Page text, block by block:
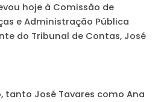
hoje à Comissão de
e Administração Pública
do Tribunal de Contas, José
tanto José Tavares como Ana